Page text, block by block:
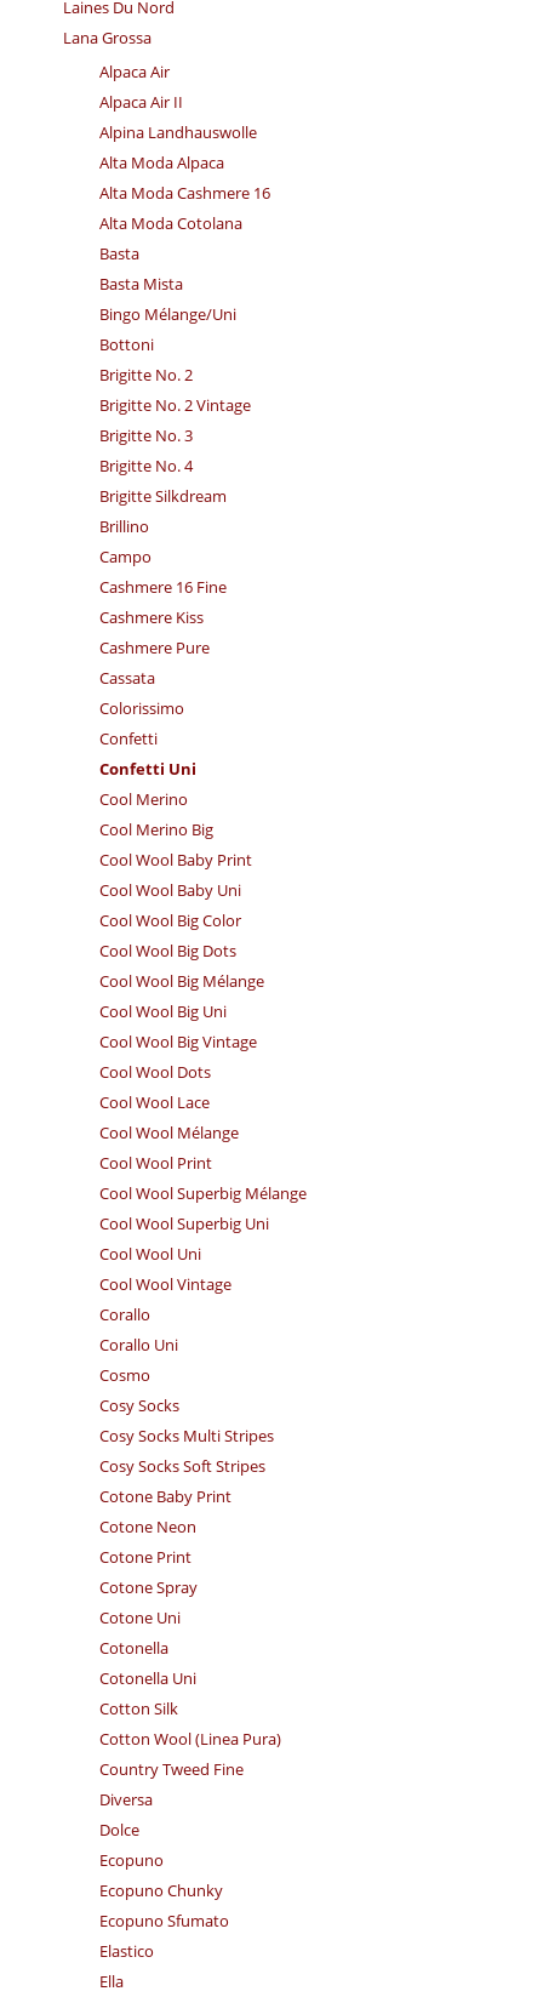
Laines Du Nord
Lana Grossa
Alpaca Air
Alpaca Air II
Alpina Landhauswolle
Alta Moda Alpaca
Alta Moda Cashmere 16
Alta Moda Cotolana
Basta
Basta Mista
Bingo Mélange/​Uni
Bottoni
Brigitte No. 2
Brigitte No. 2 Vintage
Brigitte No. 3
Brigitte No. 4
Brigitte Silkdream
Brillino
Campo
Cashmere 16 Fine
Cashmere Kiss
Cashmere Pure
Cassata
Colorissimo
Confetti
Confetti Uni
Cool Merino
Cool Merino Big
Cool Wool Baby Print
Cool Wool Baby Uni
Cool Wool Big Color
Cool Wool Big Dots
Cool Wool Big Mélange
Cool Wool Big Uni
Cool Wool Big Vintage
Cool Wool Dots
Cool Wool Lace
Cool Wool Mélange
Cool Wool Print
Cool Wool Superbig Mélange
Cool Wool Superbig Uni
Cool Wool Uni
Cool Wool Vintage
Corallo
Corallo Uni
Cosmo
Cosy Socks
Cosy Socks Multi Stripes
Cosy Socks Soft Stripes
Cotone Baby Print
Cotone Neon
Cotone Print
Cotone Spray
Cotone Uni
Cotonella
Cotonella Uni
Cotton Silk
Cotton Wool (Linea Pura)
Country Tweed Fine
Diversa
Dolce
Ecopuno
Ecopuno Chunky
Ecopuno Sfumato
Elastico
Ella